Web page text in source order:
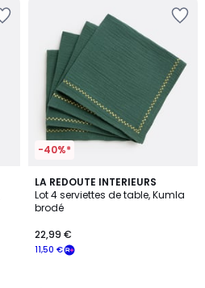
-40%*
LA REDOUTE INTERIEURS
Lot 4 serviettes de table, Kumla
brodé
11,50 €
22,99 €
4,7
/ 5